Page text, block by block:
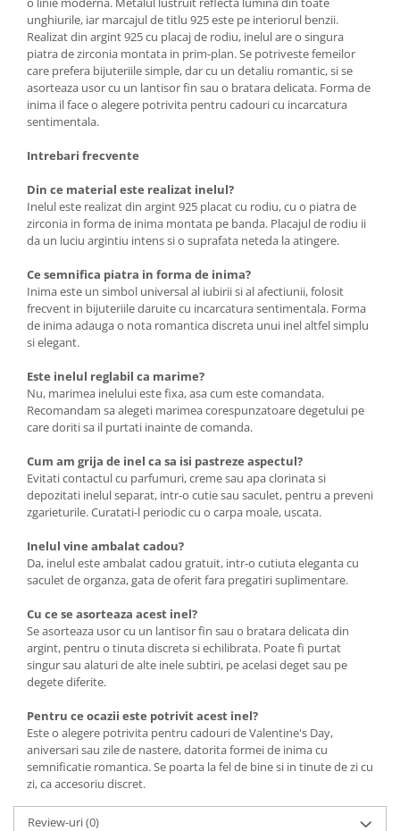
unghiurile, iar marcajul de titlu 925 este pe interiorul benzii.
Realizat din argint 925 cu placaj de rodiu, inelul are o singura
piatra de zirconia montata in prim-plan. Se potriveste femeilor
care prefera bijuteriile simple, dar cu un detaliu romantic, si se
asorteaza usor cu un lantisor fin sau o bratara delicata. Forma de
inima il face o alegere potrivita pentru cadouri cu incarcatura
sentimentala.
Intrebari frecvente
Din ce material este realizat inelul?
Inelul este realizat din argint 925 placat cu rodiu, cu o piatra de
zirconia in forma de inima montata pe banda. Placajul de rodiu ii
da un luciu argintiu intens si o suprafata neteda la atingere.
Ce semnifica piatra in forma de inima?
Inima este un simbol universal al iubirii si al afectiunii, folosit
frecvent in bijuteriile daruite cu incarcatura sentimentala. Forma
de inima adauga o nota romantica discreta unui inel altfel simplu
si elegant.
Este inelul reglabil ca marime?
Nu, marimea inelului este fixa, asa cum este comandata.
Recomandam sa alegeti marimea corespunzatoare degetului pe
care doriti sa il purtati inainte de comanda.
Cum am grija de inel ca sa isi pastreze aspectul?
Evitati contactul cu parfumuri, creme sau apa clorinata si
depozitati inelul separat, intr-o cutie sau saculet, pentru a preveni
zgarieturile. Curatati-l periodic cu o carpa moale, uscata.
Inelul vine ambalat cadou?
Da, inelul este ambalat cadou gratuit, intr-o cutiuta eleganta cu
saculet de organza, gata de oferit fara pregatiri suplimentare.
Cu ce se asorteaza acest inel?
Se asorteaza usor cu un lantisor fin sau o bratara delicata din
argint, pentru o tinuta discreta si echilibrata. Poate fi purtat
singur sau alaturi de alte inele subtiri, pe acelasi deget sau pe
degete diferite.
Pentru ce ocazii este potrivit acest inel?
Este o alegere potrivita pentru cadouri de Valentine's Day,
aniversari sau zile de nastere, datorita formei de inima cu
semnificatie romantica. Se poarta la fel de bine si in tinute de zi cu
zi, ca accesoriu discret.
Review-uri(0)